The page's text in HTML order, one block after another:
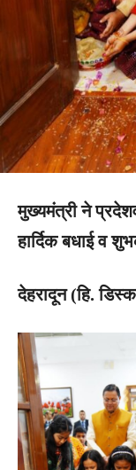
मुख्यमंत्री ने
हार्दिक बधाई व
देहरादून (हि.